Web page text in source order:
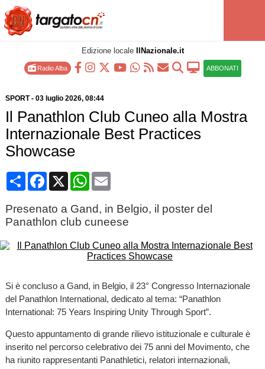
Edizione locale IlNazionale.it
Radio Alba ABBONATI
SPORT- 03 luglio 2026, 08:44
Il Panathlon Club Cuneo alla Mostra
Internazionale Best Practices
Showcase
CondividiFacebook
X WhatsApp
Email
Presenato a Gand, in Belgio, il poster del
Panathlon club cuneese
Si è concluso a Gand, in Belgio, il 23° Congresso Internazionale
del Panathlon International, dedicato al tema: “Panathlon
International: 75 Years Inspiring Unity Through Sport”.
Questo appuntamento di grande rilievo istituzionale e culturale è
inserito nel percorso celebrativo dei 75 anni del Movimento, che
ha riunito rappresentanti Panathletici, relatori internazionali,